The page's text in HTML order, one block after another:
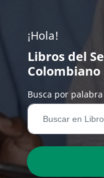
¡Hola!
Libros del
Colombiano
Busca por